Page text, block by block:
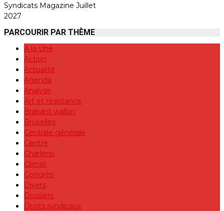
Syndicats Magazine Juillet
2027
PARCOURIR PAR THÈME
A la Une
Action
Actualité
Agenda
Analyse
Art et résistance
Brabant wallon
Bruxelles
Centrale générale
Centre
Charleroi
Climat
Congrès
Divers
Dossiers
Droits syndicaux